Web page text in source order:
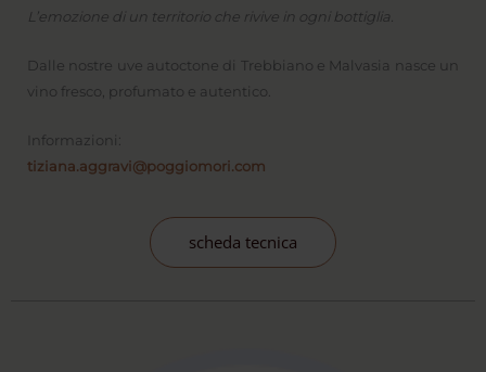
L’emozione di un territorio che rivive in ogni bottiglia.
Dalle nostre uve autoctone di Trebbiano e Malvasia nasce un
vino fresco, profumato e autentico.
Informazioni:
tiziana.aggravi@poggiomori.com
scheda tecnica